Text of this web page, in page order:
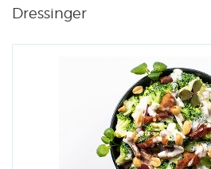
Dressinger